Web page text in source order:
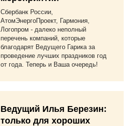
Сбербанк России,
АтомЭнергоПроект, Гармония,
Логопром - далеко неполный
перечень компаний, которые
благодарят Ведущего Гарика за
проведение лучших праздников год
от года. Теперь и Ваша очередь!
Ведущий Илья Березин:
только для хороших